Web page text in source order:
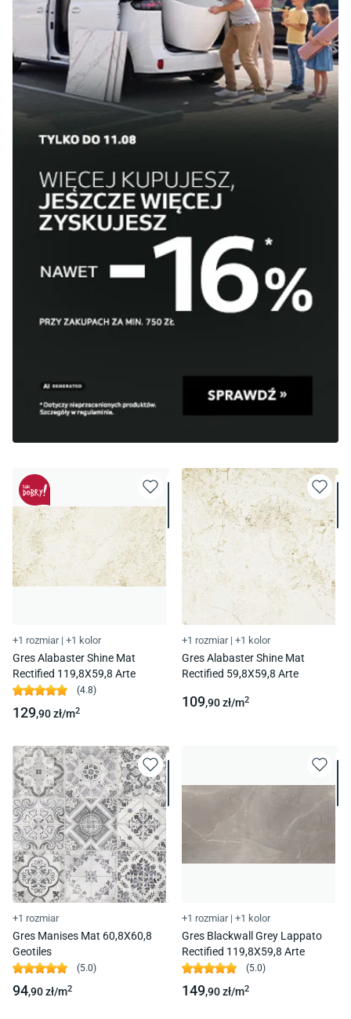
+1 rozmiar | +1 kolor
Gres Alabaster Shine Mat
Rectified 119,8X59,8 Arte
(4.8)
129,90zł/m2
+1 rozmiar | +1 kolor
Gres Alabaster Shine Mat
Rectified 59,8X59,8 Arte
109,90zł/m2
+1 rozmiar
Gres Manises Mat 60,8X60,8
Geotiles
(5.0)
94,90zł/m2
+1 rozmiar | +1 kolor
Gres Blackwall Grey Lappato
Rectified 119,8X59,8 Arte
(5.0)
149,90zł/m2